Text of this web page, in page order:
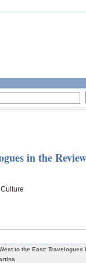
in the
to the East: